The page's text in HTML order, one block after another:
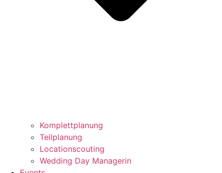
Komplettplanung
Teilplanung
Locationscouting
Wedding Day Managerin